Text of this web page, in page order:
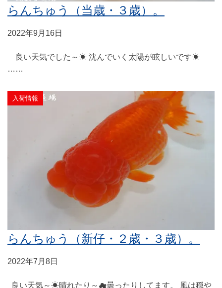
らんちゅう（当歳・３歳）。
2022年9月16日
良い天気でした～☀ 沈んでいく太陽が眩しいです☀
……
入荷情報
らんちゅう（新仔・２歳・３歳）。
2022年7月8日
良い天気～☀晴れたり～☁曇ったりしてます。 風は穏や